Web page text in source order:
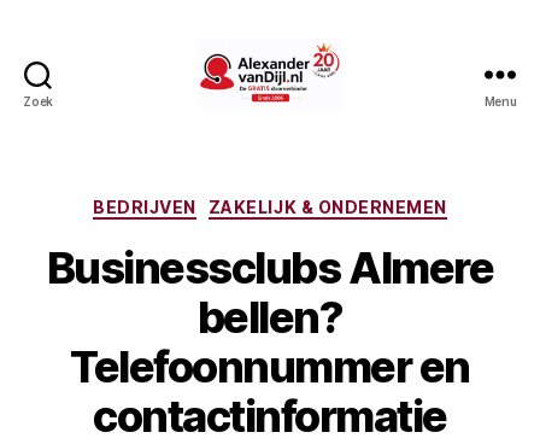
Zoek Menu
Categorieën
BEDRIJVEN ZAKELIJK & ONDERNEMEN
Businessclubs Almere
bellen?
Telefoonnummer en
contactinformatie